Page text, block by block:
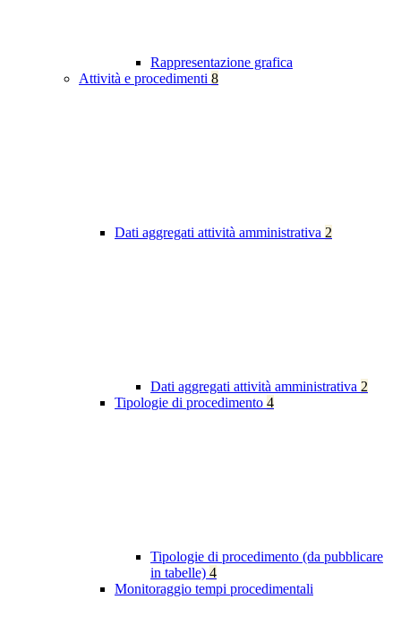
Rappresentazione grafica
Attività e procedimenti 8
Dati aggregati attività amministrativa 2
Dati aggregati attività amministrativa 2
Tipologie di procedimento 4
Tipologie di procedimento (da pubblicare
in tabelle) 4
Monitoraggio tempi procedimentali